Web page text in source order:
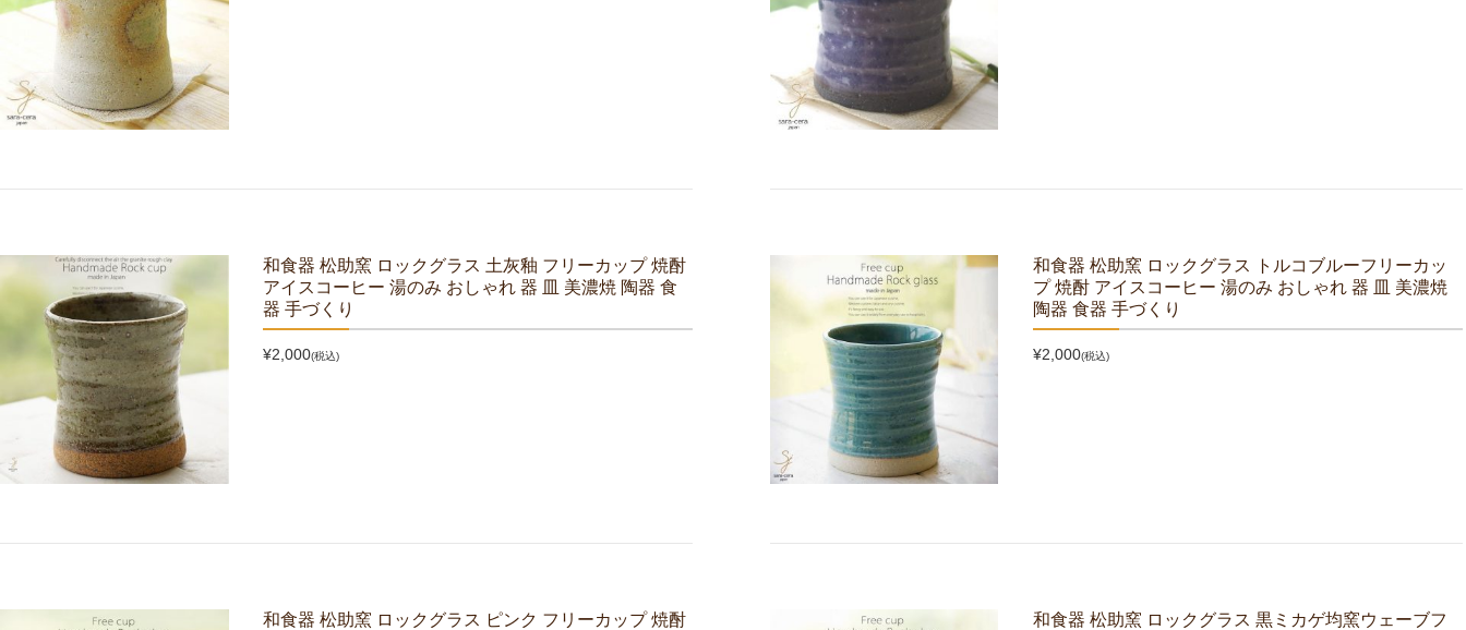
和食器 松助窯 ロックグラス 土灰釉 フリーカップ 焼酎
アイスコーヒー 湯のみ おしゃれ 器 皿 美濃焼 陶器 食
器 手づくり
¥2,000(税込)
和食器 松助窯 ロックグラス トルコブルーフリーカッ
プ 焼酎 アイスコーヒー 湯のみ おしゃれ 器 皿 美濃焼
陶器 食器 手づくり
¥2,000(税込)
和食器 松助窯 ロックグラス ピンク フリーカップ 焼酎
和食器 松助窯 ロックグラス 黒ミカゲ均窯ウェーブフ